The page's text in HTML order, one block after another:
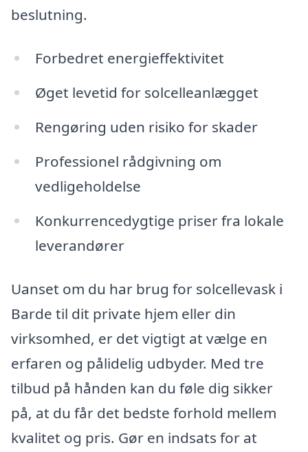
beslutning.
Forbedret energieffektivitet
Øget levetid for solcelleanlægget
Rengøring uden risiko for skader
Professionel rådgivning om
vedligeholdelse
Konkurrencedygtige priser fra lokale
leverandører
Uanset om du har brug for solcellevask i
Barde til dit private hjem eller din
virksomhed, er det vigtigt at vælge en
erfaren og pålidelig udbyder. Med tre
tilbud på hånden kan du føle dig sikker
på, at du får det bedste forhold mellem
kvalitet og pris. Gør en indsats for at